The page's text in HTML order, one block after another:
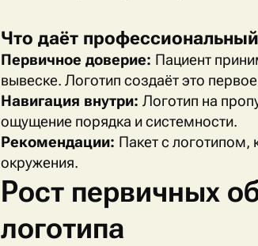
Что даёт
Первичное доверие: Пациент
вывеске. Логотип создаёт это
Навигация внутри: Логотип на
ощущение порядка и системности.
Рекомендации: Пакет с логотипом,
окружения.
Рост первичных
логотипа